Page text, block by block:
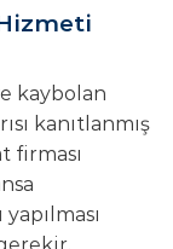
kaybolan
kanıtlanmış
firması